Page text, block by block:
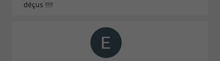
déçus !!!!